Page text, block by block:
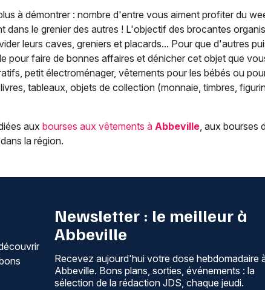
à démontrer : nombre d'entre vous aiment profiter du
dans le grenier des autres ! L'objectif des brocantes
leurs caves, greniers et placards... Pour que d'autres
pour faire de bonnes affaires et dénicher cet objet que
petit électroménager, vêtements pour les bébés ou
tableaux, objets de collection (monnaie, timbres,
aux bourses aux vêtements à Abbeville, aux bourses
la région.
Newsletter : le meilleur à
Abbeville
Recevez aujourd'hui votre dose hebdomadaire
Abbeville. Bons plans, sorties, événements : la
sélection de la rédaction JDS, chaque jeudi.